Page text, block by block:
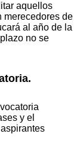
aquellos
merecedores de
al año de la
no se
y el